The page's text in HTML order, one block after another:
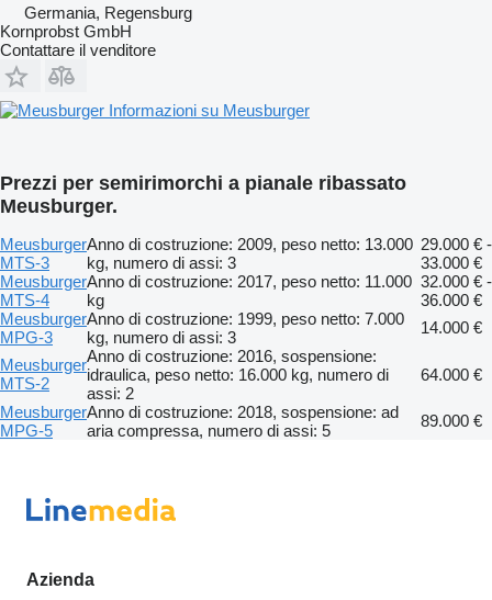
Germania, Regensburg
Kornprobst GmbH
Contattare il venditore
Informazioni su Meusburger
Prezzi per semirimorchi a pianale ribassato
Meusburger.
Meusburger
MTS-3
Anno di costruzione: 2009, peso netto: 13.000
kg, numero di assi: 3
29.000 € -
33.000 €
Meusburger
MTS-4
Anno di costruzione: 2017, peso netto: 11.000
kg
32.000 € -
36.000 €
Meusburger
MPG-3
Anno di costruzione: 1999, peso netto: 7.000
kg, numero di assi: 3
14.000 €
Meusburger
MTS-2
Anno di costruzione: 2016, sospensione:
idraulica, peso netto: 16.000 kg, numero di
assi: 2
64.000 €
Meusburger
MPG-5
Anno di costruzione: 2018, sospensione: ad
aria compressa, numero di assi: 5
89.000 €
Azienda